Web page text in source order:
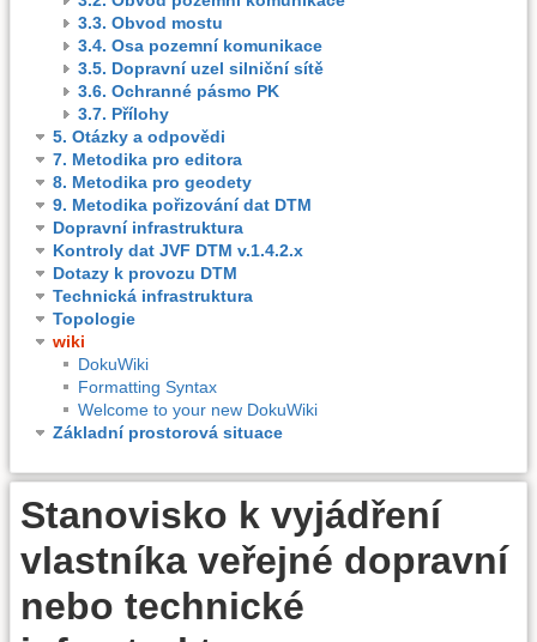
3.3. Obvod mostu
3.4. Osa pozemní komunikace
3.5. Dopravní uzel silniční sítě
3.6. Ochranné pásmo PK
3.7. Přílohy
5. Otázky a odpovědi
7. Metodika pro editora
8. Metodika pro geodety
9. Metodika pořizování dat DTM
Dopravní infrastruktura
Kontroly dat JVF DTM v.1.4.2.x
Dotazy k provozu DTM
Technická infrastruktura
Topologie
wiki
DokuWiki
Formatting Syntax
Welcome to your new DokuWiki
Základní prostorová situace
Stanovisko k vyjádření
vlastníka veřejné dopravní
nebo technické